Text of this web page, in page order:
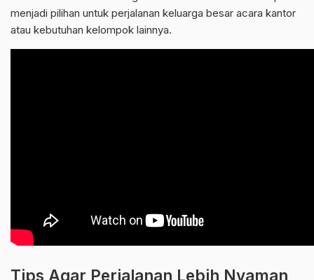
menjadi pilihan untuk perjalanan keluarga besar acara kantor
atau kebutuhan kelompok lainnya.
Tips Agar Perjalanan Lebih Nyaman